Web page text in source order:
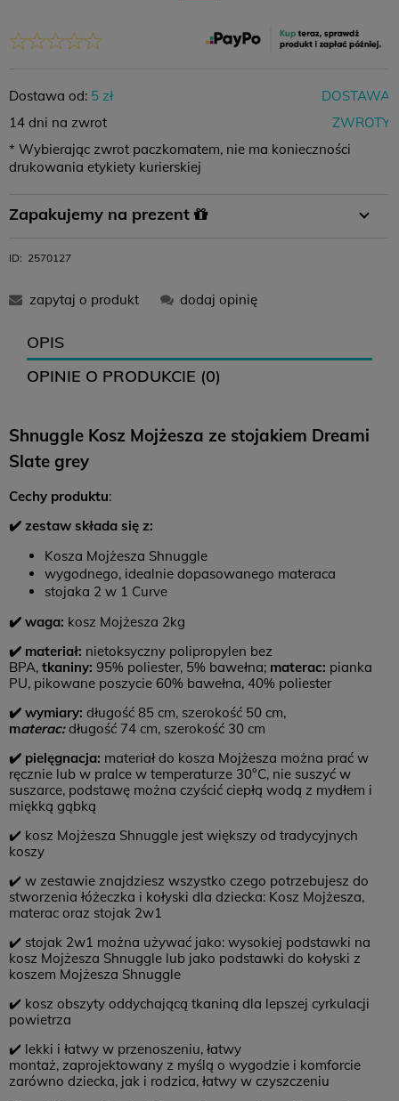
Dostawa od: 5 zł
DOSTAWA
14 dni na zwrot
ZWROTY
* Wybierając zwrot paczkomatem, nie ma konieczności
drukowania etykiety kurierskiej
Płatność za
12,99 zł
14,99 zł 18,99 zł 0 zł
Czas na zwrot:
Koszt zwrotu: 12,99 ( paczkomat
Brak konieczności drukowania listu przewozowego
Zapakujemy na prezent
ID: 2570127
zapytaj o produkt dodaj opinię
OPIS
OPINIE O PRODUKCIE (0)
Shnuggle Kosz Mojżesza ze stojakiem Dreami
Slate grey
Cechy produktu:
✔️ zestaw składa się z:
Kosza Mojżesza Shnuggle
wygodnego, idealnie dopasowanego materaca
stojaka 2 w 1 Curve
✔️ waga: kosz Mojżesza 2kg
✔️ materiał: nietoksyczny polipropylen bez
BPA, tkaniny: 95% poliester, 5% bawełna; materac: pianka
PU, pikowane poszycie 60% bawełna, 40% poliester
✔️ wymiary: długość 85 cm, szerokość 50 cm,
materac: długość 74 cm, szerokość 30 cm
✔️ pielęgnacja: materiał do kosza Mojżesza można prać w
ręcznie lub w pralce w temperaturze 30°C, nie suszyć w
suszarce, podstawę można czyścić ciepłą wodą z mydłem i
miękką gąbką
✔️ kosz Mojżesza Shnuggle jest większy od tradycyjnych
koszy
✔️ w zestawie znajdziesz wszystko czego potrzebujesz do
stworzenia łóżeczka i kołyski dla dziecka: Kosz Mojżesza,
materac oraz stojak 2w1
✔️ stojak 2w1 można używać jako: wysokiej podstawki na
kosz Mojżesza Shnuggle lub jako podstawki do kołyski z
koszem Mojżesza Shnuggle
✔️ kosz obszyty oddychającą tkaniną dla lepszej cyrkulacji
powietrza
✔️ lekki i łatwy w przenoszeniu, łatwy
montaż, zaprojektowany z myślą o wygodzie i komforcie
zarówno dziecka, jak i rodzica, łatwy w czyszczeniu